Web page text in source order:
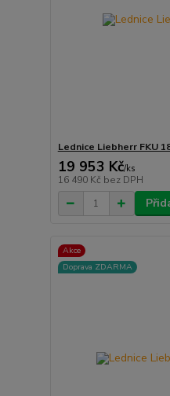
Lednice Liebherr FKU
19 953 Kč/ks
16 490 Kč bez DPH
Akce
Doprava ZDARMA